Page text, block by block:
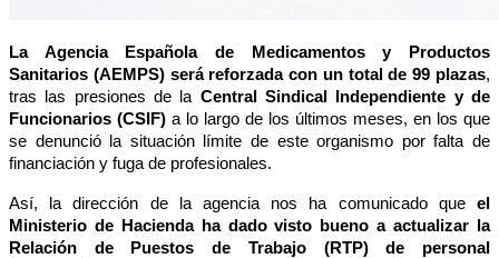
La Agencia Española de Medicamentos y Productos
Sanitarios (AEMPS) será reforzada con un total de 99 plazas,
tras las presiones de la Central Sindical Independiente y de
Funcionarios (CSIF) a lo largo de los últimos meses, en los que
se denunció la situación límite de este organismo por falta de
financiación y fuga de profesionales.
Así, la dirección de la agencia nos ha comunicado que el
Ministerio de Hacienda ha dado visto bueno a actualizar la
Relación de Puestos de Trabajo (RTP) de personal